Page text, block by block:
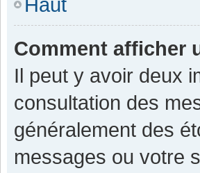
Comment afficher
Il peut y avoir deux
consultation des
généralement des
messages ou votre